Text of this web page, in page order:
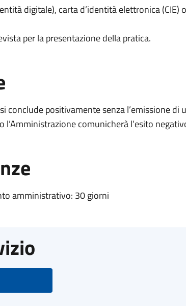
digitale), carta d’identità elettronica (CIE)
per la presentazione della pratica.
conclude positivamente senza l’emissione di
comunicherà l’esito
amministrativo: 30 giorni